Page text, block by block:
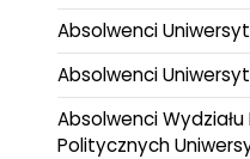
Absolwenci
Absolwenci
Absolwenci
Politycznych